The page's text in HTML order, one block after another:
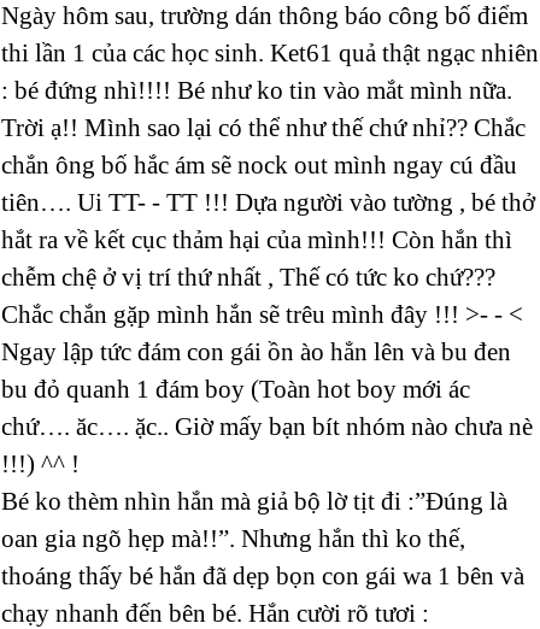
Ngày hôm sau, trường dán thông báo công bố điểm
thi lần 1 của các học sinh. Ket61 quả thật ngạc nhiên
: bé đứng nhì!!!! Bé như ko tin vào mắt mình nữa.
Trời ạ!! Mình sao lại có thể như thế chứ nhỉ?? Chắc
chắn ông bố hắc ám sẽ nock out mình ngay cú đầu
tiên…. Ui TT- - TT !!! Dựa người vào tường , bé thở
hắt ra về kết cục thảm hại của mình!!! Còn hắn thì
chễm chệ ở vị trí thứ nhất , Thế có tức ko chứ???
Chắc chắn gặp mình hắn sẽ trêu mình đây !!! >- - <
Ngay lập tức đám con gái ồn ào hẳn lên và bu đen
bu đỏ quanh 1 đám boy (Toàn hot boy mới ác
chứ…. ăc…. ặc.. Giờ mấy bạn bít nhóm nào chưa nè
!!!) ^^ !
Bé ko thèm nhìn hắn mà giả bộ lờ tịt đi :”Đúng là
oan gia ngõ hẹp mà!!”. Nhưng hắn thì ko thế,
thoáng thấy bé hắn đã dẹp bọn con gái wa 1 bên và
chạy nhanh đến bên bé. Hắn cười rõ tươi :